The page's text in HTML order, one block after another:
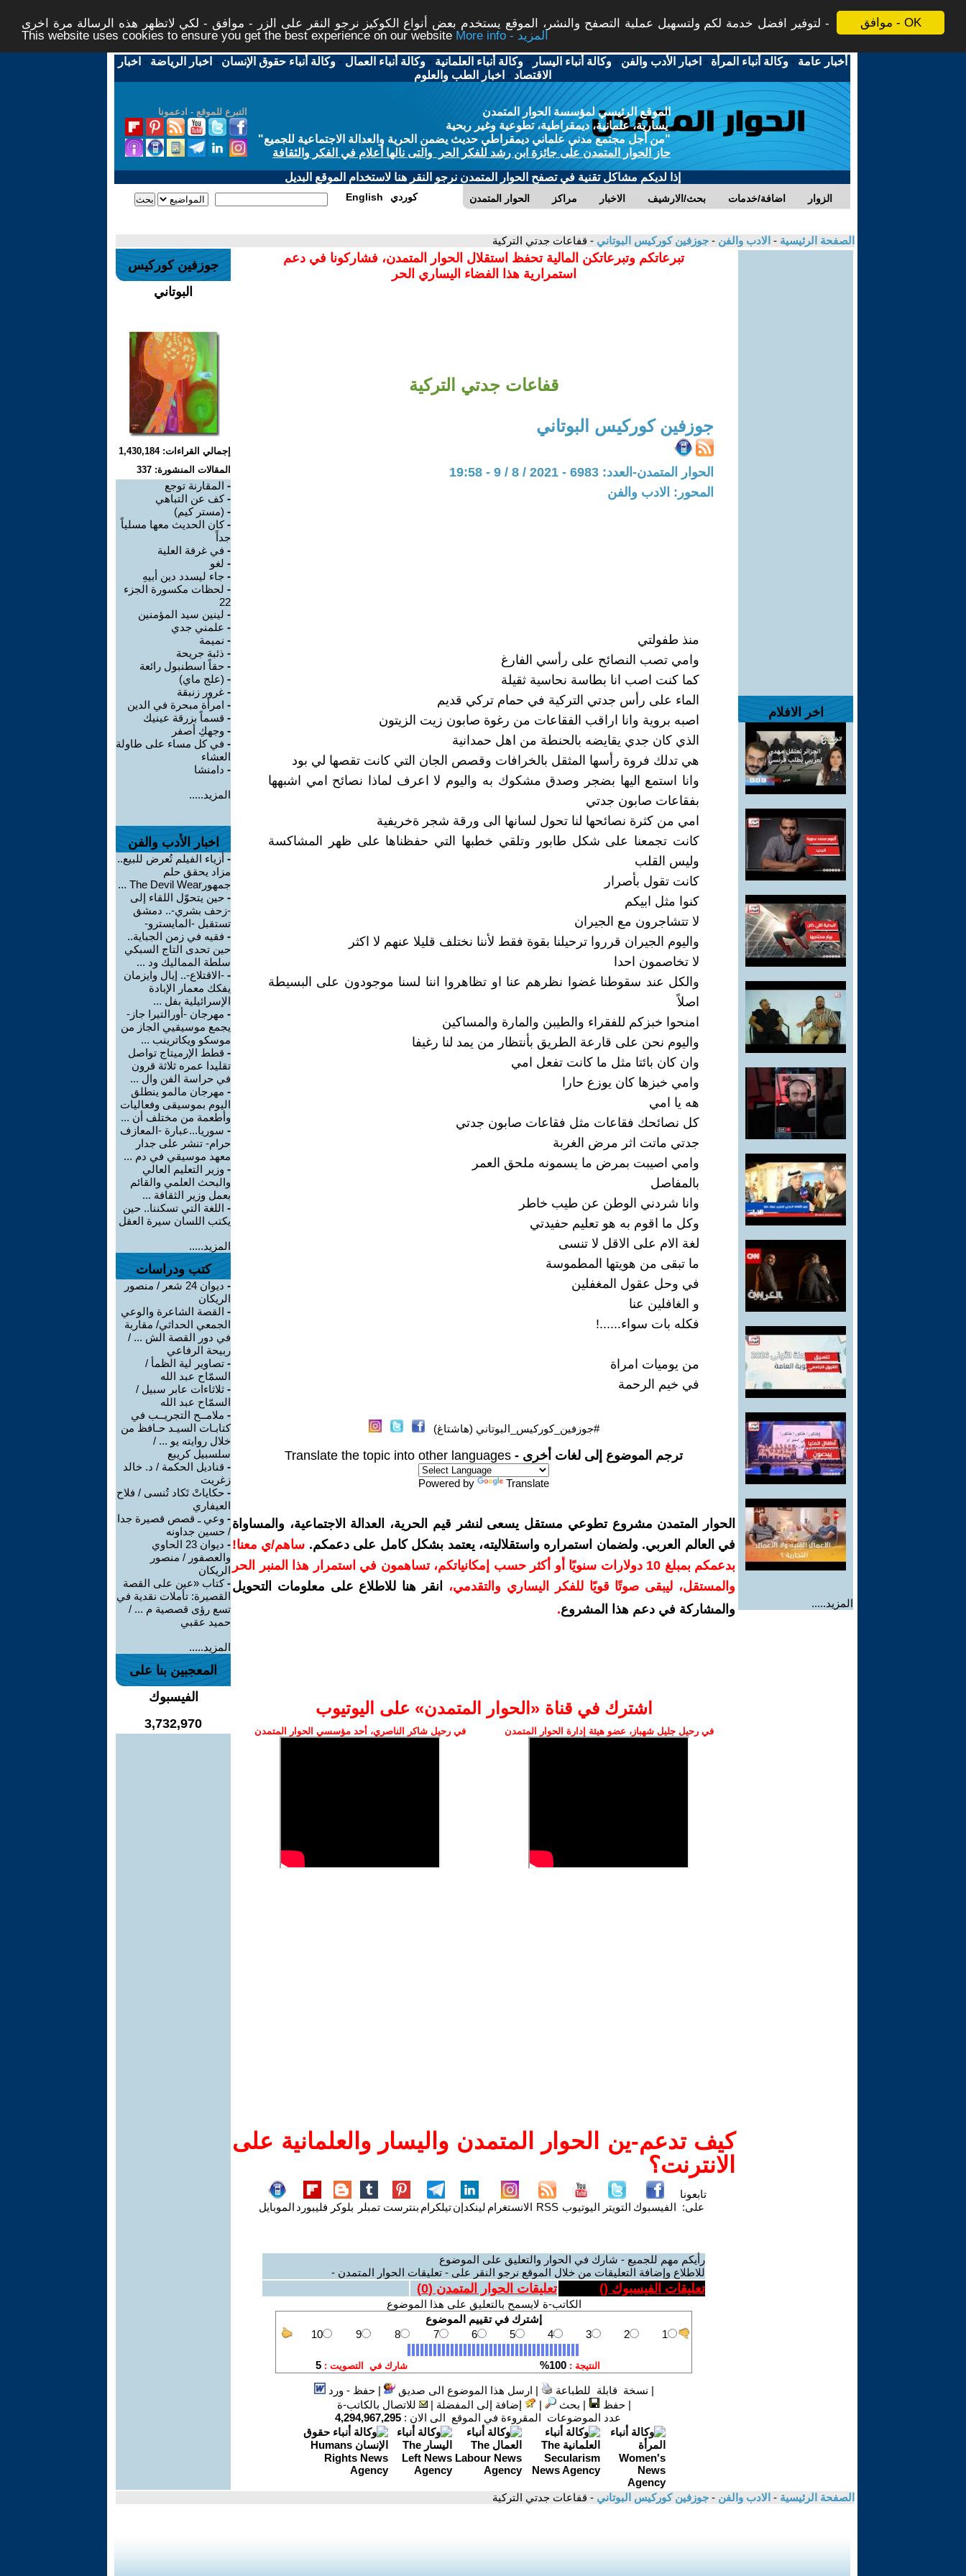
موافق - OK
لتوفير افضل خدمة لكم ولتسهيل عملية التصفح والنشر، الموقع يستخدم بعض أنواع الكوكيز نرجو النقر على الزر - موافق - لكي لاتظهر هذه الرسالة مرة اخرى -
This website uses cookies to ensure you get the best experience on our website
More info - المزيد
أخبار عامة -وكالة أنباء المرأة - اخبار الأدب والفن -وكالة أنباء اليسار -وكالة أنباء العلمانية -وكالة أنباء العمال -وكالة أنباء حقوق الإنسان - اخبار الرياضة - اخبار
الاقتصاد - اخبار الطب والعلوم
التبرع للموقع - ادعمونا
الموقع الرئيسي لمؤسسة الحوار المتمدن
يسارية، علمانية، ديمقراطية، تطوعية وغير ربحية
"من أجل مجتمع مدني علماني ديمقراطي حديث يضمن الحرية والعدالة الاجتماعية للجميع"
حاز الحوار المتمدن على جائزة ابن رشد للفكر الحر والتى نالها أعلام في الفكر والثقافة
إذا لديكم مشاكل تقنية في تصفح الحوار المتمدن نرجو النقر هنا لاستخدام الموقع البديل
الحوار المتمدن مراكز الاخبار بحث/الارشيف اضافة/خدمات الزوار English كوردي
الصفحة الرئيسية - الادب والفن - جوزفين كوركيس البوتاني - قفاعات جدتي التركية
اخر الافلام
المزيد.....
تبرعاتكم وتبرعاتكن المالية تحفظ استقلال الحوار المتمدن، فشاركونا في دعم
استمرارية هذا الفضاء اليساري الحر
قفاعات جدتي التركية
جوزفين كوركيس البوتاني
الحوار المتمدن-العدد: 6983 - 2021 / 8 / 9 - 19:58
المحور: الادب والفن
منذ طفولتي
وامي تصب النصائح على رأسي الفارغ
كما كنت اصب انا بطاسة نحاسية ثقيلة
الماء على رأس جدتي التركية في حمام تركي قديم
اصبه بروية وانا اراقب الفقاعات من رغوة صابون زيت الزيتون
الذي كان جدي يقايضه بالحنطة من اهل حمدانية
هي تدلك فروة رأسها المثقل بالخرافات وقصص الجان التي كانت تقصها لي بود
وانا استمع اليها بضجر وصدق مشكوك به واليوم لا اعرف لماذا نصائح امي اشبهها
بفقاعات صابون جدتي
امي من كثرة نصائحها لنا تحول لسانها الى ورقة شجر ةخريفية
كانت تجمعنا على شكل طابور وتلقي خطبها التي حفظناها على ظهر المشاكسة
وليس القلب
كانت تقول بأصرار
كنوا مثل ابيكم
لا تتشاجرون مع الجيران
واليوم الجيران قرروا ترحيلنا بقوة فقط لأننا نختلف قليلا عنهم لا اكثر
لا تخاصمون احدا
والكل عند سقوطنا غضوا نظرهم عنا او تظاهروا اننا لسنا موجودون على البسيطة
اصلاً
امنحوا خبزكم للفقراء والطيبن والمارة والمساكين
واليوم نحن على قارعة الطريق بأنتظار من يمد لنا رغيفا
وان كان بائتا مثل ما كانت تفعل امي
وامي خبزها كان يوزع حارا
هه يا امي
كل نصائحك فقاعات مثل فقاعات صابون جدتي
جدتي ماتت اثر مرض الغربة
وامي اصيبت بمرض ما يسمونه ملحق العمر
بالمفاصل
وانا شردني الوطن عن طيب خاطر
وكل ما اقوم به هو تعليم حفيدتي
لغة الام على الاقل لا تنسى
ما تبقى من هويتها المطموسة
في وحل عقول المغفلين
و الغافلين عنا
فكله بات سواء......!
من يوميات امراة
في خيم الرحمة
#جوزفين_كوركيس_البوتاني (هاشتاغ)
ترجم الموضوع إلى لغات أخرى - Translate the topic into other languages
Powered by Translate
الحوار المتمدن مشروع تطوعي مستقل يسعى لنشر قيم الحرية، العدالة الاجتماعية، والمساواة
في العالم العربي. ولضمان استمراره واستقلاليته، يعتمد بشكل كامل على دعمكم. ساهم/ي معنا!
بدعمكم بمبلغ 10 دولارات سنويًا أو أكثر حسب إمكانياتكم، تساهمون في استمرار هذا المنبر الحر
والمستقل، ليبقى صوتًا قويًا للفكر اليساري والتقدمي،
انقر هنا للاطلاع على معلومات التحويل
والمشاركة في دعم هذا المشروع.
اشترك في قناة ‫«الحوار المتمدن» على اليوتيوب
في رحيل جليل شهباز، عضو هيئة إدارة الحوار المتمدن في رحيل شاكر الناصري، أحد مؤسسي الحوار المتمدن
كيف تدعم-ين الحوار المتمدن واليسار والعلمانية على
الانترنت؟
تابعونا
على: الفيسبوك التويتر اليوتيوب RSS الانستغرام لينكدإنتيلكرام بنترست تمبلر بلوكر فليبورد الموبايل
رأيكم مهم للجميع - شارك في الحوار والتعليق على الموضوع
للاطلاع وإضافة التعليقات من خلال الموقع نرجو النقر على - تعليقات الحوار المتمدن -
تعليقات الفيسبوك () تعليقات الحوار المتمدن (0
)
الكاتب-ة لايسمح بالتعليق على هذا الموضوع
| نسخة قابلة للطباعة | ارسل هذا الموضوع الى صديق |حفظ - ورد
|حفظ | بحث | إضافة إلى المفضلة |
للاتصال بالكاتب-ة
عدد الموضوعات المقروءة في الموقع الى الان : 4,294,967,295
جوزفين كوركيس
البوتاني
إجمالي القراءات: 1,430,184
المقالات المنشورة: 337
- المقارنة توجع
-كف عن التباهي
- (مستر كيم)
-كان الحديث معها مسلياً
جداً
- في غرفة العلية
- لغو
- جاء ليسدد دين أبيهِ
- لحظات مكسورة الجزء
22
- لينين سيد المؤمنين
- علمني جدي
- نميمة
- ذئبة جريحة
- حقاً اسطنبول رائعة
- (علج ماي)
- غرور زنبقة
- امرأة مبحرة في الدين
- قسماً بزرقة عينيك
- وجهكِ أصفر
- في كل مساء على طاولة
العشاء
- دامنشا
المزيد.....
اخبار الأدب والفن
- أزياء الفيلم تُعرض للبيع..
مزاد يحقق حلم
جمهورThe Devil Wear ...
- حين يتحوّل اللقاء إلى
-زحف بشري-.. دمشق
تستقبل -المايسترو-
- فقيه في زمن الجباية..
حين تحدى التاج السبكي
سلطة المماليك ود ...
- -الاقتلاع-.. إيال وايزمان
يفكك معمار الإبادة
الإسرائيلية بفل ...
- مهرجان -أورالتيرا جاز-
يجمع موسيقيي الجاز من
موسكو ويكاترينب ...
- قطط الإرميتاج تواصل
تقليدا عمره ثلاثة قرون
في حراسة الفن وال ...
- مهرجان مالمو ينطلق
اليوم بموسيقى وفعاليات
وأطعمة من مختلف أن ...
- سوريا...عبارة -المعازف
حرام- تنشر على جدار
معهد موسيقي في دم ...
- وزير التعليم العالي
والبحث العلمي والقائم
بعمل وزير الثقافة ...
- اللغة التي تسكننا.. حين
يكتب اللسان سيرة العقل
المزيد.....
كتب ودراسات
-
ديوان 24 شعر / منصور
الريكان
- القصة الشاعرة والوعي
الجمعي الحداثي/ مقاربة
في دور القصة الش ... /
ربيحة الرفاعي
- تصاوير لية الظمأ /
السمّاح عبد الله
- ثلاثاءات عابر سبيل /
السمّاح عبد الله
- ملامــح التجريــب في
كتابـات السيـد حـافظ من
خلال روايته يو ... /
سلسبيل كريبع
- قناديل الحكمة / د. خالد
زغريت
- حكاياتْ تَكاد تُنسى / فلاح
العيفاري
- وعي ـ قصص قصيرة جدا
/ حسين جداونه
-
ديوان 23 الحاوي
والعصفور / منصور
الريكان
-كتاب «عين على القصة
القصيرة: تأملات نقدية في
تسع رؤى قصصية م ... /
حميد عقبي
المزيد.....
المعجبين بنا على
الفيسبوك
3,732,970
الصفحة الرئيسية - الادب والفن - جوزفين كوركيس البوتاني - قفاعات جدتي التركية